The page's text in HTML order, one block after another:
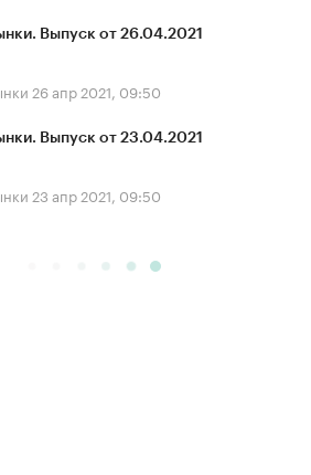
Выпуск от 26.04.2021
26 апр 2021, 09:50
Выпуск от 23.04.2021
23 апр 2021, 09:50